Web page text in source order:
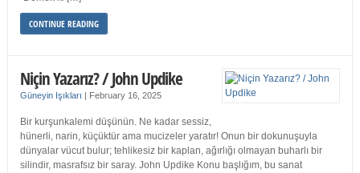
CONTINUE READING
Niçin Yazarız? / John Updike
Güneyin Işıkları | February 16, 2025
Bir kurşunkalemi düşünün. Ne kadar sessiz,
hünerli, narin, küçüktür ama mucizeler yaratır! Onun bir dokunuşuyla
dünyalar vücut bulur; tehlikesiz bir kaplan, ağırlığı olmayan buharlı bir
silindir, masrafsız bir saray. John Updike Konu başlığım, bu sanat